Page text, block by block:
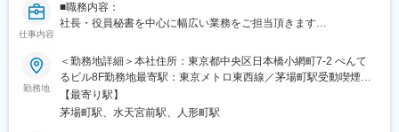
仕事内容
■職務内容：
社長・役員秘書を中心に幅広い業務をご担当頂きます
・役員のスケジュール管理・出張手配・慶弔手配・名刺管理・各
種調整
・EXCEL、WORD、PowerPointでの資料作成・整理
・電話・来客応対
・経営企画部業務のアシスタント（イベント・広報など）
勤務地
＜勤務地詳細＞本社住所：東京都中央区日本橋小網町7-2 ぺんて
るビル8F勤務地最寄駅：東京メトロ東西線／茅場町駅受動喫煙対
策：屋内全面禁煙変更の範囲：会社の定める事業所
【最寄り駅】
茅場町駅、水天宮前駅、人形町駅